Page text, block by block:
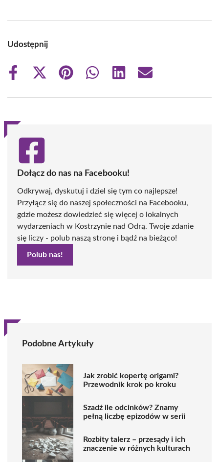
Udostępnij
Share
Share
(Twitter)
Share
Share
Share
Share
Dołącz do nas na Facebooku!
Odkrywaj, dyskutuj i dziel się tym co najlepsze!
Przyłącz się do naszej społeczności na Facebooku,
gdzie możesz dowiedzieć się więcej o lokalnych
wydarzeniach w Kostrzynie nad Odrą. Twoje zdanie
się liczy - polub naszą stronę i bądź na bieżąco!
Polub nas!
Podobne Artykuły
Jak zrobić kopertę origami?
Przewodnik krok po kroku
Szadź ile odcinków? Znamy
pełną liczbę epizodów w serii
Rozbity talerz – przesądy i ich
znaczenie w różnych kulturach